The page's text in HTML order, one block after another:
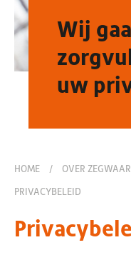
Wij
uw
HOME / OVER
PRIVACYBELEID